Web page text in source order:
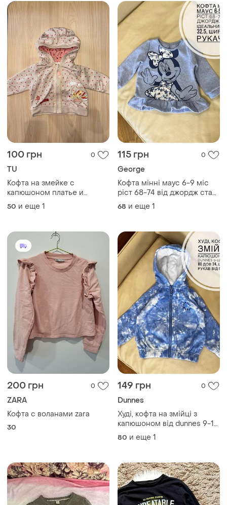
100 грн 0
TU
Кофта на змейке с
капюшоном платье и
реглан на девочку 0-1мес
50 и еще 1
115 грн 0
George
Кофта мінні маус 6-9 міс
ріст 68-74 від джордж стан
ідеальний дов 32.5, шир
26.5, рукач 26
68 и еще 1
200 грн 0
ZARA
Кофта с воланами zara
30
149 грн 0
Dunnes
Худі, кофта на змійці з
капюшоном від dunnes 9-12
міс ріст 80 дов 34, шир
30.5, рукав від горла
80 и еще 1